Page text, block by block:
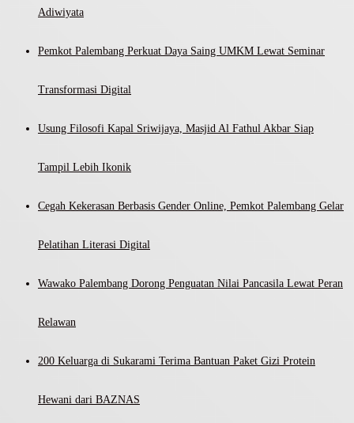
Adiwiyata
Pemkot Palembang Perkuat Daya Saing UMKM Lewat Seminar
Transformasi Digital
Usung Filosofi Kapal Sriwijaya, Masjid Al Fathul Akbar Siap
Tampil Lebih Ikonik
Cegah Kekerasan Berbasis Gender Online, Pemkot Palembang Gelar
Pelatihan Literasi Digital
Wawako Palembang Dorong Penguatan Nilai Pancasila Lewat Peran
Relawan
200 Keluarga di Sukarami Terima Bantuan Paket Gizi Protein
Hewani dari BAZNAS